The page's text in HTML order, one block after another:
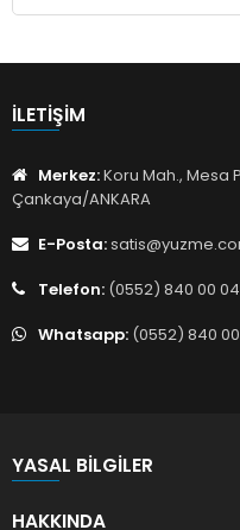
İLETIŞIM
Merkez:Koru Mah., Mesa
Çankaya/ANKARA
E-Posta:
Telefon: (0552) 840 00 04
Whatsapp: (0552) 840
YASAL BILGILER
HAKKINDA